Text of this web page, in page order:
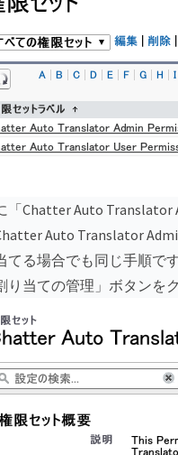
「Chatter Auto Translator
Auto Translator
てる場合でも同じ手順で
り当ての管理」ボタンを